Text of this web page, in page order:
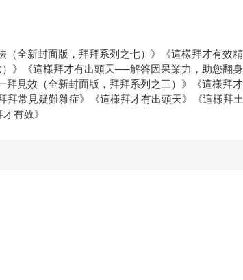
全新封面版，拜拜系列之七）》《這樣拜才有效
》《這樣拜才有出頭天──解答因果業力，助您翻
見效（全新封面版，拜拜系列之三）》《這樣拜
拜常見疑難雜症》《這樣拜才有出頭天》《這樣拜
有效》